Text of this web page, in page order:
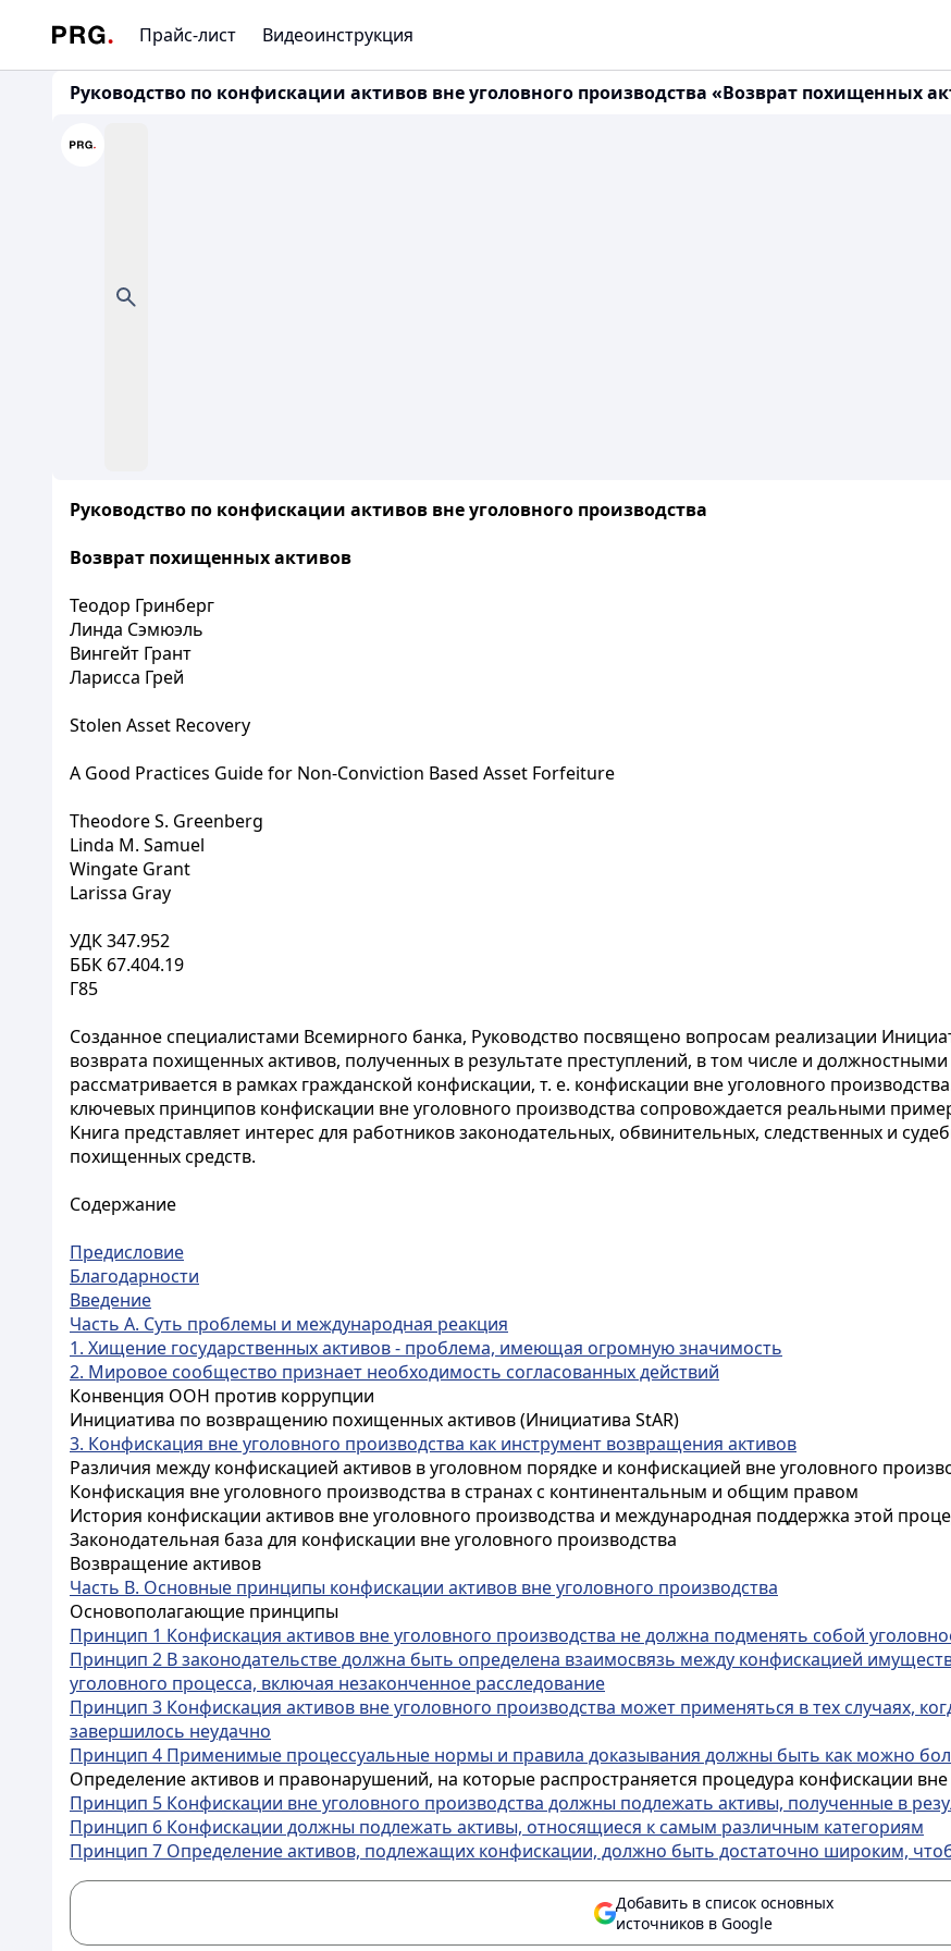
Прайс-лист Видеоинструкция
Руководство по конфискации активов вне уголовного производства «Возврат похищенных
Руководство по конфискации активов вне уголовного производства
Возврат похищенных активов
Теодор Гринберг
Линда Сэмюэль
Вингейт Грант
Ларисса Грей
Stolen Asset Recovery
A Good Practices Guide for Non-Conviction Based Asset Forfeiture
Theodore S. Greenberg
Linda M. Samuel
Wingate Grant
Larissa Gray
УДК 347.952
ББК 67.404.19
Г85
Созданное специалистами Всемирного банка, Руководство посвящено вопросам реализации
возврата похищенных активов, полученных в результате преступлений, в том числе и
рассматривается в рамках гражданской конфискации, т. е. конфискации вне уголовного
ключевых принципов конфискации вне уголовного производства сопровождается реальными
Книга представляет интерес для работников законодательных, обвинительных, следственных и
похищенных средств.
Содержание
Предисловие
Благодарности
Введение
Часть А. Суть проблемы и международная реакция
1. Хищение государственных активов - проблема, имеющая огромную значимость
2. Мировое сообщество признает необходимость согласованных действий
Конвенция ООН против коррупции
Инициатива по возвращению похищенных активов (Инициатива StAR)
3. Конфискация вне уголовного производства как инструмент возвращения активов
Различия между конфискацией активов в уголовном порядке и конфискацией вне уголовного
Конфискация вне уголовного производства в странах с континентальным и общим правом
История конфискации активов вне уголовного производства и международная поддержка этой
Законодательная база для конфискации вне уголовного производства
Возвращение активов
Часть B. Основные принципы конфискации активов вне уголовного производства
Основополагающие принципы
Принцип 1 Конфискация активов вне уголовного производства не должна подменять собой
Принцип 2 В законодательстве должна быть определена взаимосвязь между конфискацией
уголовного процесса, включая незаконченное расследование
Принцип 3 Конфискация активов вне уголовного производства может применяться в тех случаях,
завершилось неудачно
Принцип 4 Применимые процессуальные нормы и правила доказывания должны быть как можно
Определение активов и правонарушений, на которые распространяется процедура конфискации вне
Принцип 5 Конфискации вне уголовного производства должны подлежать активы, полученные в
Принцип 6 Конфискации должны подлежать активы, относящиеся к самым различным категориям
Принцип 7 Определение активов, подлежащих конфискации, должно быть достаточно широким,
Добавить в список основных
источников в Google